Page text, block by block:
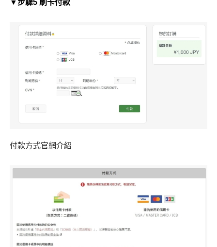
▼步驟5 刷卡付款
付款方式官網介紹